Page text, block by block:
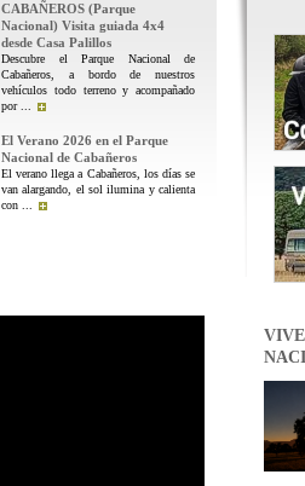
CABAÑEROS (Parque
Nacional) Visita guiada 4x4
desde Casa Palillos
Descubre el Parque Nacional de
Cabañeros, a bordo de nuestros
vehículos todo terreno y acompañado
por ...
El Verano 2026 en el Parque
Nacional de Cabañeros
El verano llega a Cabañeros, los días se
van alargando, el sol ilumina y calienta
con ...